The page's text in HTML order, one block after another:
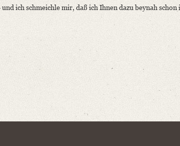
ich schmeichle mir, daß ich Ihnen dazu beynah